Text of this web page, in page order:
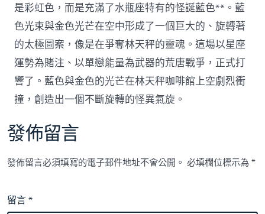
是彩虹色，而是充滿了水瓶座特有的怪誕藍色**。藍
色光束與金色光芒在空中形成了一個巨大的、旋轉著
的太極圖案，像是在爭奪林天秤的靈魂。這場以星座
運勢為賭注、以單戀能量為武器的荒唐戰爭，正式打
響了。藍色與金色的光芒在林天秤咖啡館上空劇烈衝
撞，創造出一個不斷旋轉的怪異氣旋。
發佈留言
發佈留言必須填寫的電子郵件地址不會公開。 必填欄位標示為*
留言*